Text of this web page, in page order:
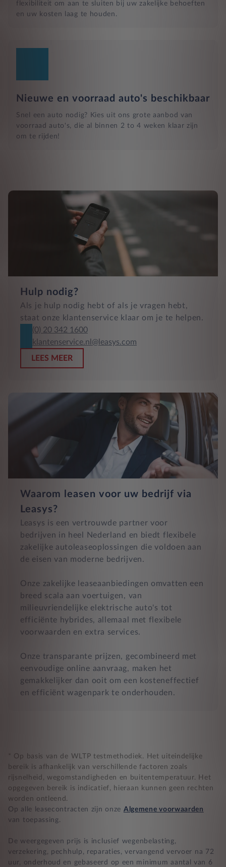
flexibiliteit om aan te sluiten bij uw zakelijke behoeften
en uw kosten laag te houden.
Nieuwe en voorraad auto's beschikbaar
Snel een auto nodig? Kies uit ons grote aanbod van
voorraad auto's, die al binnen 2 to 4 weken klaar zijn
om te rijden!
Hulp nodig?
Als je hulp nodig hebt of als je vragen hebt,
staat onze klantenservice klaar om je te helpen.
(0) 20 342 1600
klantenservice.nl@leasys.com
LEES MEER
Waarom leasen voor uw bedrijf via
Leasys?
Leasys is een vertrouwde partner voor
bedrijven in heel Nederland en biedt flexibele
zakelijke autoleaseoplossingen die voldoen aan
de eisen van moderne bedrijven.
Onze zakelijke leaseaanbiedingen omvatten een
breed scala aan voertuigen, van
milieuvriendelijke elektrische auto's tot
efficiënte hybrides, allemaal met flexibele
voorwaarden en extra services.
Onze transparante prijzen, gecombineerd met
eenvoudige online aanvraag, maken het
gemakkelijker dan ooit om een kosteneffectief
en efficiënt wagenpark te onderhouden.
* Op basis van de WLTP testmethodiek. Het uiteindelijke
bereik is afhankelijk van verschillende factoren zoals
rijsnelheid, wegomstandigheden en buitentemperatuur. Het
opgegeven bereik is indicatief, hieraan kunnen geen rechten
worden ontleend.
Op alle leasecontracten zijn onze Algemene voorwaarden
van toepassing.
De weergegeven prijs is inclusief wegenbelasting,
verzekering, pechhulp, reparaties, vervangend vervoer na 72
uur, onderhoud en gebaseerd op een minimum aantal van 6